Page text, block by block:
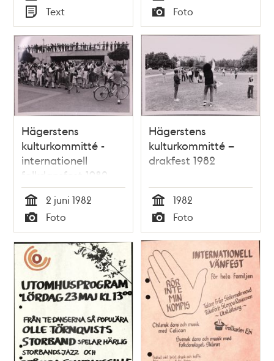
Tid
Typ
Text Tid
Typ
Foto
Hägerstens
kulturkommitté -
internationell
folkdansfest 1982
Tid
2 juni 1982
Typ
Foto
Hägerstens
kulturkommitté –
drakfest 1982
Tid
1982
Typ
Foto